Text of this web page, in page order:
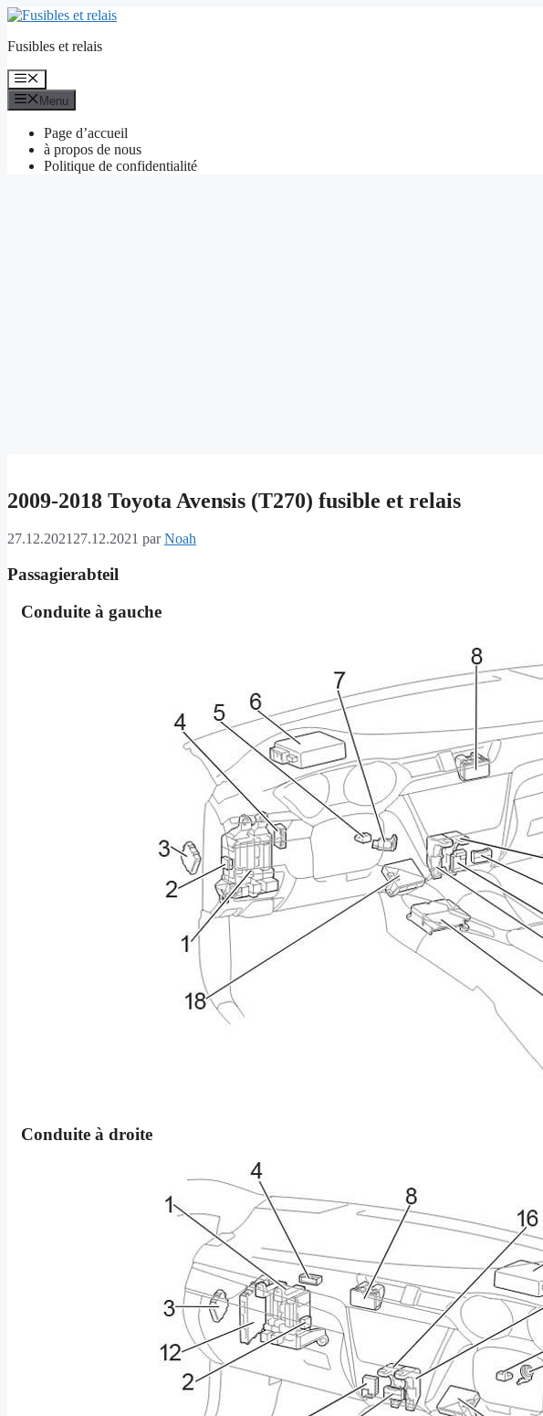
Aller
contenu
Fusibles et relais
Menu
Menu
Page d’accueil
à propos de nous
Politique de confidentialité
2009-2018 Toyota Avensis (T270) fusible et relais
27.12.202127.12.2021 parNoah
Passagierabteil
Conduite à gauche
Conduite à droite